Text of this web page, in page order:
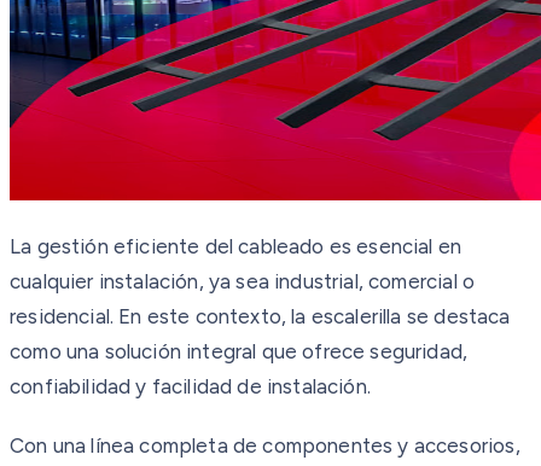
La gestión eficiente del cableado es esencial en
cualquier instalación, ya sea industrial, comercial o
residencial. En este contexto, la escalerilla se destaca
como una solución integral que ofrece seguridad,
confiabilidad y facilidad de instalación.
Con una línea completa de componentes y accesorios,